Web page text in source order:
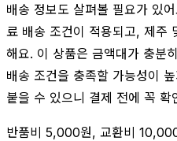
배송 정보도 살펴볼 필요가 있
료 배송 조건이 적용되고, 제주
해요. 이 상품은 금액대가 충분
배송 조건을 충족할 가능성이
붙을 수 있으니 결제 전에 꼭 확
반품비 5,000원, 교환비